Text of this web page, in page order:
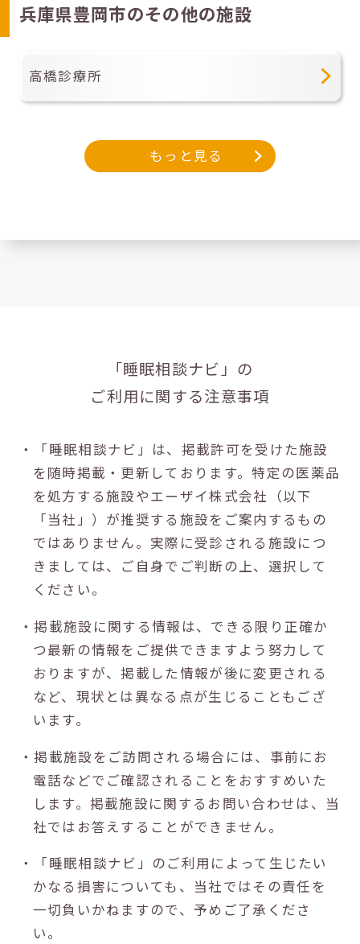
兵庫県豊岡市のその他の施設
高橋診療所
もっと見る
「睡眠相談ナビ」の
ご利用に関する注意事項
・「睡眠相談ナビ」は、掲載許可を受けた施設
を随時掲載・更新しております。特定の医薬品
を処方する施設やエーザイ株式会社（以下
「当社」）が推奨する施設をご案内するもの
ではありません。実際に受診される施設につ
きましては、ご自身でご判断の上、選択して
ください。
・掲載施設に関する情報は、できる限り正確か
つ最新の情報をご提供できますよう努力して
おりますが、掲載した情報が後に変更される
など、現状とは異なる点が生じることもござ
います。
・掲載施設をご訪問される場合には、事前にお
電話などでご確認されることをおすすめいた
します。掲載施設に関するお問い合わせは、当
社ではお答えすることができません。
・「睡眠相談ナビ」のご利用によって生じたい
かなる損害についても、当社ではその責任を
一切負いかねますので、予めご了承くださ
い。